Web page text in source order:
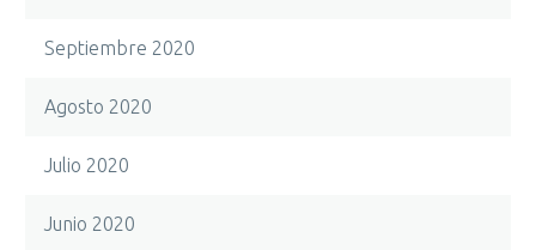
Septiembre 2020
Agosto 2020
Julio 2020
Junio 2020